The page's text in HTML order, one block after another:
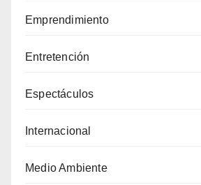
Emprendimiento
Entretención
Espectáculos
Internacional
Medio Ambiente